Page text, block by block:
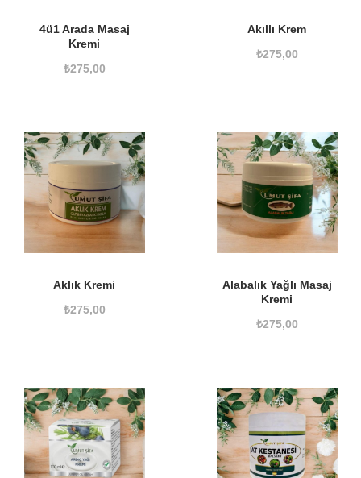
4ü1 Arada Masaj
Kremi
₺275,00
Akıllı Krem
₺275,00
Aklık Kremi
₺275,00
Alabalık Yağlı Masaj
Kremi
₺275,00